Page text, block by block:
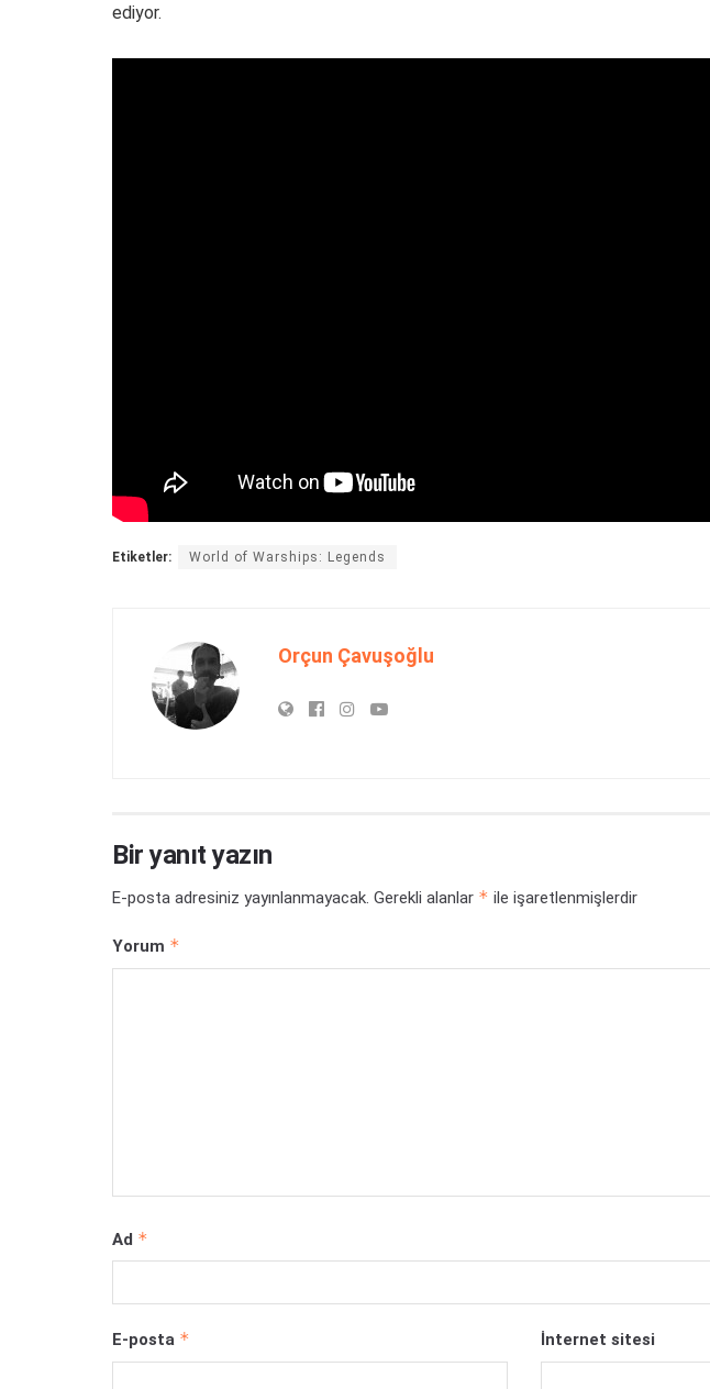
ediyor.
Etiketler: World of Warships: Legends
Orçun Çavuşoğlu
Bir yanıt yazın
E-posta adresiniz yayınlanmayacak. Gerekli alanlar * ile işaretlenmişlerdir
Yorum *
Ad *
E-posta * İnternet sitesi